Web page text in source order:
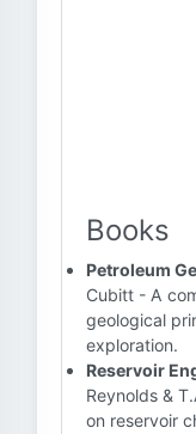
Books
Petroleum
Cubitt - A
geological
exploration.
Reservoir
Reynolds &
on reservoir